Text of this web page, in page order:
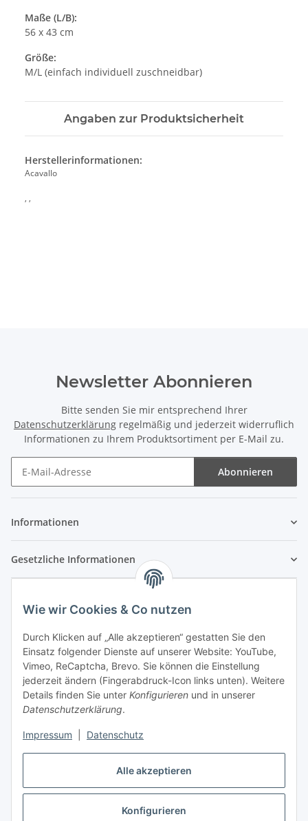
Alle akzeptieren
Konfigurieren
Wie wir Cookies & Co nutzen
Durch Klicken auf „Alle akzeptieren“ gestatten Sie den
Einsatz folgender Dienste auf unserer Website: YouTube,
Vimeo, ReCaptcha, Brevo. Sie können die Einstellung
jederzeit ändern (Fingerabdruck-Icon links unten). Weitere
Details finden Sie unter Konfigurieren und in unserer
Datenschutzerklärung.
Impressum Datenschutz
Maße (L/B):
56 x 43 cm
Größe:
M/L (einfach individuell zuschneidbar)
Angaben zur Produktsicherheit
Herstellerinformationen:
Acavallo
, ,
Newsletter Abonnieren
Bitte senden Sie mir entsprechend Ihrer
Datenschutzerklärung regelmäßig und jederzeit widerruflich
Informationen zu Ihrem Produktsortiment per E-Mail zu.
Abonnieren
Informationen
Gesetzliche Informationen
Vertrag widerrufen